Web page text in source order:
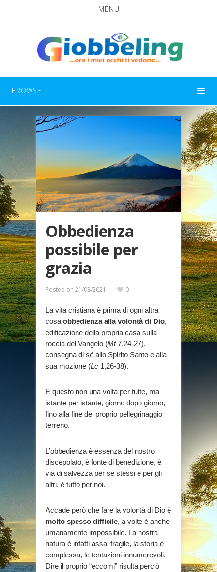
MENU
BROWSE
Obbedienza
possibile per
grazia
Posted on 21/08/2021 0
La vita cristiana è prima di ogni altra
cosa obbedienza alla volontà di Dio,
edificazione della propria casa sulla
roccia del Vangelo (Mt7,24-27),
consegna di sé allo Spirito Santo e alla
sua mozione (Lc 1,26-38).
E questo non una volta per tutte, ma
istante per istante, giorno dopo giorno,
fino alla fine del proprio pellegrinaggio
terreno.
L’obbedienza è essenza del nostro
discepolato, è fonte di benedizione, è
via di salvezza per se stessi e per gli
altri, è tutto per noi.
Accade però che fare la volontà di Dio è
molto spesso difficile, a volte è anche
umanamente impossibile. La nostra
natura è infatti assai fragile, la storia è
complessa, le tentazioni innumerevoli.
Dire il proprio “eccomi” risulta perciò